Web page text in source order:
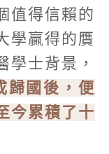
值得信賴的
學贏得的贋
學士背景，
歸國後，便
今累積了十